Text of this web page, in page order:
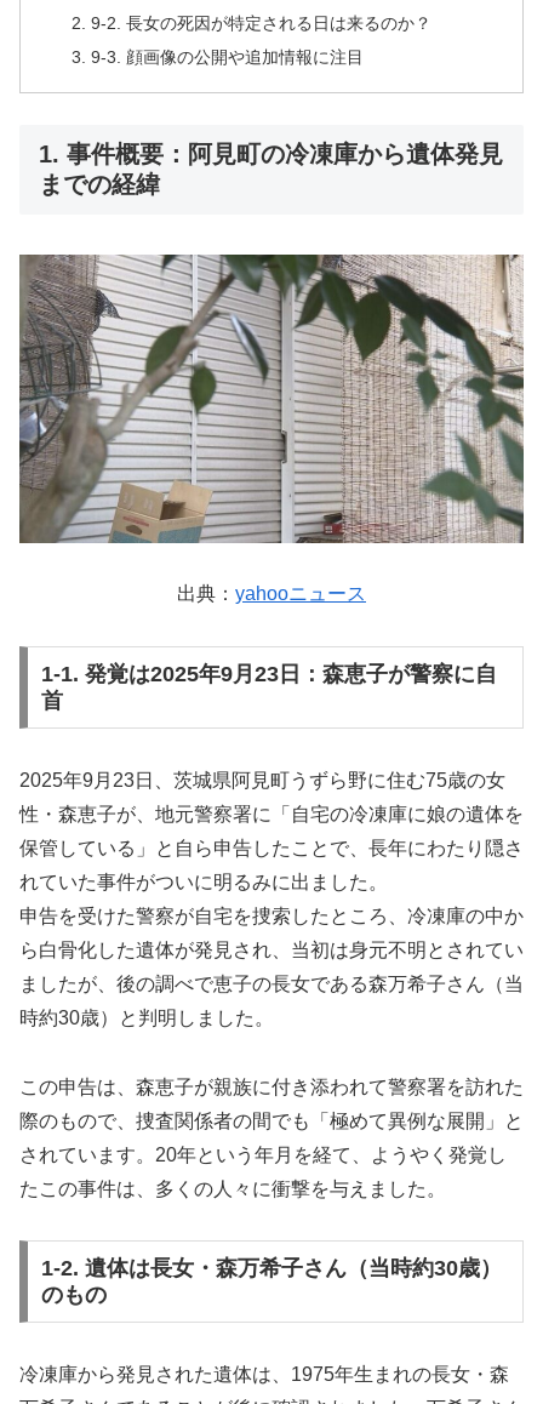
9-2. 長女の死因が特定される日は来るのか？
9-3. 顔画像の公開や追加情報に注目
1. 事件概要：阿見町の冷凍庫から遺体発見
までの経緯
出典： yahooニュース
1-1. 発覚は2025年9月23日：森恵子が警察に自
首
2025年9月23日、茨城県阿見町うずら野に住む75歳の女
性・森恵子が、地元警察署に「自宅の冷凍庫に娘の遺体を
保管している」と自ら申告したことで、長年にわたり隠さ
れていた事件がついに明るみに出ました。
申告を受けた警察が自宅を捜索したところ、冷凍庫の中か
ら白骨化した遺体が発見され、当初は身元不明とされてい
ましたが、後の調べで恵子の長女である森万希子さん（当
時約30歳）と判明しました。
この申告は、森恵子が親族に付き添われて警察署を訪れた
際のもので、捜査関係者の間でも「極めて異例な展開」と
されています。20年という年月を経て、ようやく発覚し
たこの事件は、多くの人々に衝撃を与えました。
1-2. 遺体は長女・森万希子さん（当時約30歳）
のもの
冷凍庫から発見された遺体は、1975年生まれの長女・森